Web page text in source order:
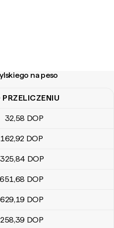
na peso
na peso dominikańskiego
PRZELICZENIU
32,58 DOP
162,92 DOP
325,84 DOP
651,68 DOP
,19 DOP
,39 DOP